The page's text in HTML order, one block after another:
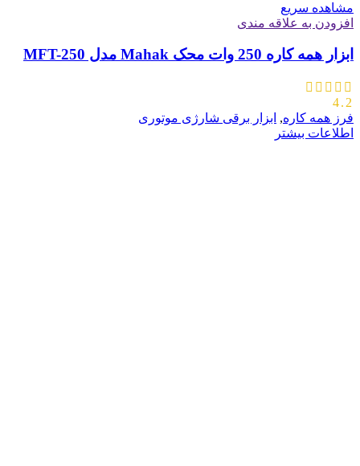
مشاهده سریع
افزودن به علاقه مندی
ابزار همه کاره 250 وات محک Mahak مدل MFT-250
4.2
فرز همه کاره, ابزار برقی شارژی موتوری
اطلاعات بیشتر